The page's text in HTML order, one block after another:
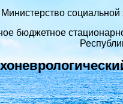
Министерство
бюджетное